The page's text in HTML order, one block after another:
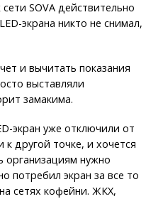
SOVA действительно
экрана никто не снимал,
и вычитать показания
выставляли
замакима.
экран уже отключили от
другой точке, и хочется
организациям нужно
потребил экран за все то
сетях кофейни. ЖКХ,